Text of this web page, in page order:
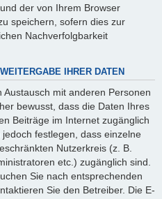
der von Ihrem Browser
speichern, sofern dies zur
Nachverfolgbarkeit
IHRER DATEN
mit anderen Personen
bewusst, dass die Daten Ihres
Beiträge im Internet zugänglich
festlegen, dass einzelne
Nutzerkreis (z. B.
etc.) zugänglich sind.
Sie nach entsprechenden
Sie den Betreiber. Die E-